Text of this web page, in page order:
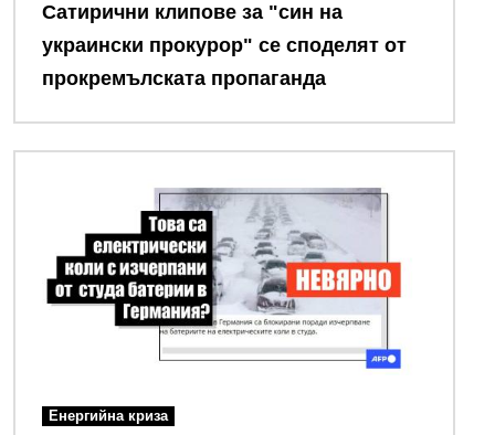
Сатирични клипове за "син на
украински прокурор" се споделят от
прокремълската пропаганда
Енергийна криза